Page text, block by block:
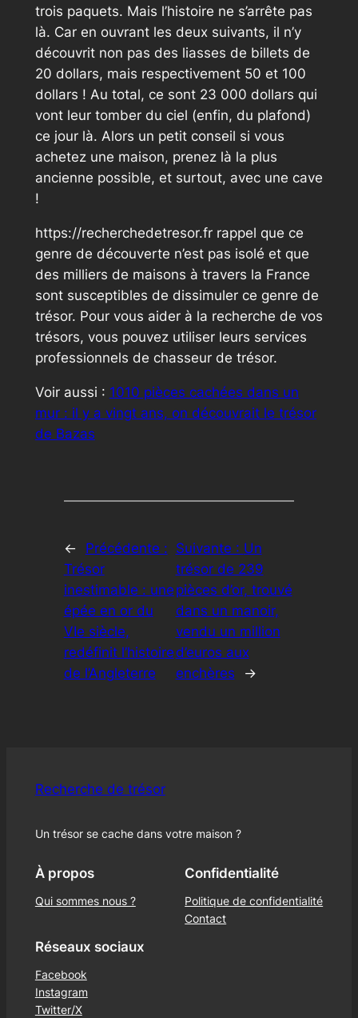
trois paquets. Mais l’histoire ne s’arrête pas
là. Car en ouvrant les deux suivants, il n’y
découvrit non pas des liasses de billets de
20 dollars, mais respectivement 50 et 100
dollars ! Au total, ce sont 23 000 dollars qui
vont leur tomber du ciel (enfin, du plafond)
ce jour là. Alors un petit conseil si vous
achetez une maison, prenez là la plus
ancienne possible, et surtout, avec une cave
!
https://recherchedetresor.fr rappel que ce
genre de découverte n’est pas isolé et que
des milliers de maisons à travers la France
sont susceptibles de dissimuler ce genre de
trésor. Pour vous aider à la recherche de vos
trésors, vous pouvez utiliser leurs services
professionnels de chasseur de trésor.
Voir aussi : 1010 pièces cachées dans un
mur : il y a vingt ans, on découvrait le trésor
de Bazas
←
Précédente :
Trésor
inestimable : une
épée en or du
VIe siècle,
redéfinit l’histoire
de l’Angleterre
Suivante : Un
trésor de 239
pièces d’or, trouvé
dans un manoir,
vendu un million
d’euros aux
enchères
→
Recherche de trésor
Un trésor se cache dans votre maison ?
À propos
Qui sommes nous ?
Confidentialité
Politique de confidentialité
Contact
Réseaux sociaux
Facebook
Instagram
Twitter/X